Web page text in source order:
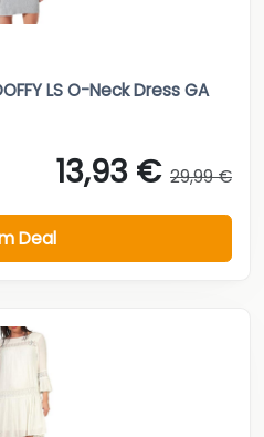
LS O-Neck Dress GA
13,93 € 29,99 €
Deal